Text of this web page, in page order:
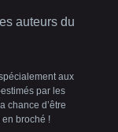
auteurs du
aux
par les
chance d’être
en broché !